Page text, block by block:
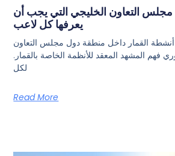
مجلس التعاون الخليجي التي يجب أن
يعرفها كل لاعب
القمار داخل منطقة دول مجلس التعاون
فهم المشهد المعقد للأنظمة الخاصة بالقمار.
لكل
Read More